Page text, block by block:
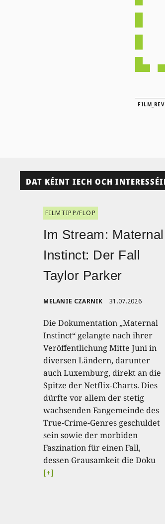
DAT KÉINT IECH OCH
FILMTIPP/FLOP
Im Stream: Maternal
Instinct: Der Fall
Taylor Parker
MELANIE CZARNIK 31.07.2026
Die Dokumentation „Maternal
Instinct“ gelangte nach ihrer
Veröffentlichung Mitte Juni in
diversen Ländern, darunter
auch Luxemburg, direkt an die
Spitze der Netflix-Charts. Dies
dürfte vor allem der stetig
wachsenden Fangemeinde des
True-Crime-Genres geschuldet
sein sowie der morbiden
Faszination für einen Fall,
dessen Grausamkeit die Doku
[+]